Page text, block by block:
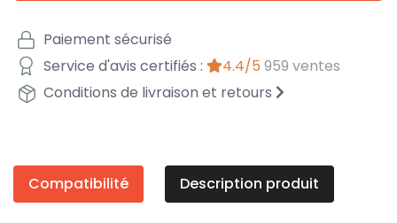
Paiement sécurisé
Service d'avis certifiés :
4.4/5 959 ventes
Conditions de livraison et retours
Compatibilité Description produit